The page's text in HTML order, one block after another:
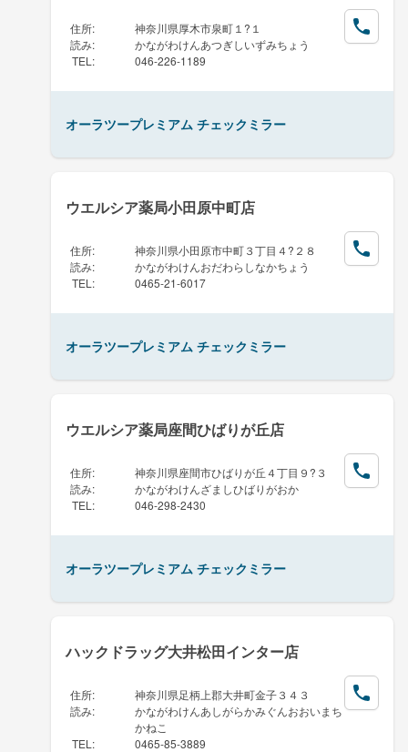
住所:
神奈川県厚木市泉町１?１
読み:
かながわけんあつぎしいずみちょう
TEL : 046-226-1189
オーラツープレミアム チェックミラー
ウエルシア薬局小田原中町店
住所:
神奈川県小田原市中町３丁目４?２８
読み:
かながわけんおだわらしなかちょう
TEL : 0465-21-6017
オーラツープレミアム チェックミラー
ウエルシア薬局座間ひばりが丘店
住所:
神奈川県座間市ひばりが丘４丁目９?３
読み:
かながわけんざましひばりがおか
TEL : 046-298-2430
オーラツープレミアム チェックミラー
ハックドラッグ大井松田インター店
住所:
神奈川県足柄上郡大井町金子３４３
読み:
かながわけんあしがらかみぐんおおいまち
かねこ
TEL : 0465-85-3889